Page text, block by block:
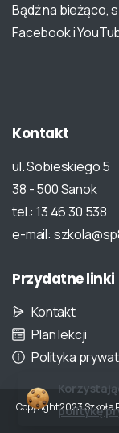
Bądź na bieżąco,
Facebook i
Kontakt
ul. Sobieskiego 5
38 - 500 Sanok
tel.: 13 46 30 538
e-mail:
Przydatnelinki
Kontakt
Plan lekcji
Polityka
Copyright 2023 Szkoła
politykę